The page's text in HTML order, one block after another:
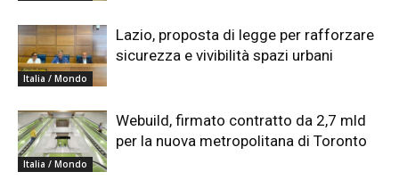
Italia / Mondo
Lazio, proposta di legge per rafforzare
sicurezza e vivibilità spazi urbani
Italia / Mondo
Webuild, firmato contratto da 2,7 mld
per la nuova metropolitana di Toronto